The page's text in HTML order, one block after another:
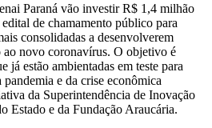
Paraná vão investir R$ 1,4 milhão
de chamamento público para
consolidadas a desenvolverem
ao novo coronavírus. O objetivo é
já estão ambientadas em teste para
e da crise econômica
da Superintendência de Inovação
Estado e da Fundação Araucária.